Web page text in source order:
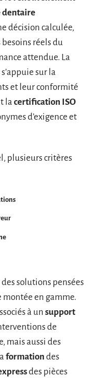
dentaire
décision calculée,
besoins réels du
attendue. La
s’appuie sur la
et leur conformité
la certification ISO
d’exigence et
plusieurs critères
solutions pensées
montée en gamme.
à un support
de
mais aussi des
formation des
des pièces